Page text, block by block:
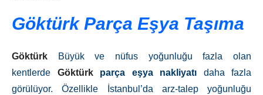
Göktürk Parça Eşya Taşıma
Göktürk
Büyük ve nüfus yoğunluğu fazla olan
kentlerde Göktürk parça eşya nakliyatı daha fazla
görülüyor. Özellikle İstanbul’da arz-talep yoğunluğu